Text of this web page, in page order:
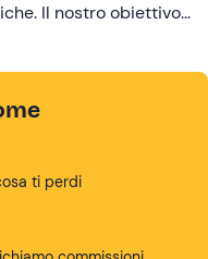
Il nostro obiettivo
vino di Parma,
il legame con la
ti perdi